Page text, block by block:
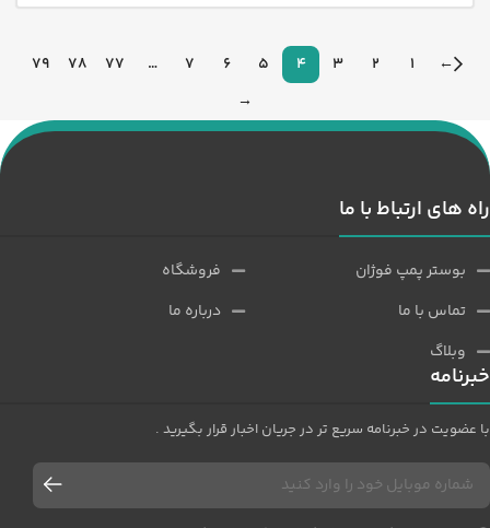
←
1
2
3
4
5
6
7
…
77
78
79
→
راه های ارتباط با ما
بوستر پمپ فوژان
تماس با ما
وبلاگ
فروشگاه
درباره ما
خبرنامه
با عضویت در خبرنامه سریع تر در جریان اخبار قرار بگیرید .